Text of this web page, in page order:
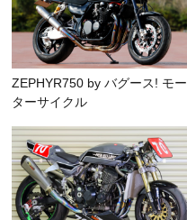
ZEPHYR750 by バグース! モー
ターサイクル